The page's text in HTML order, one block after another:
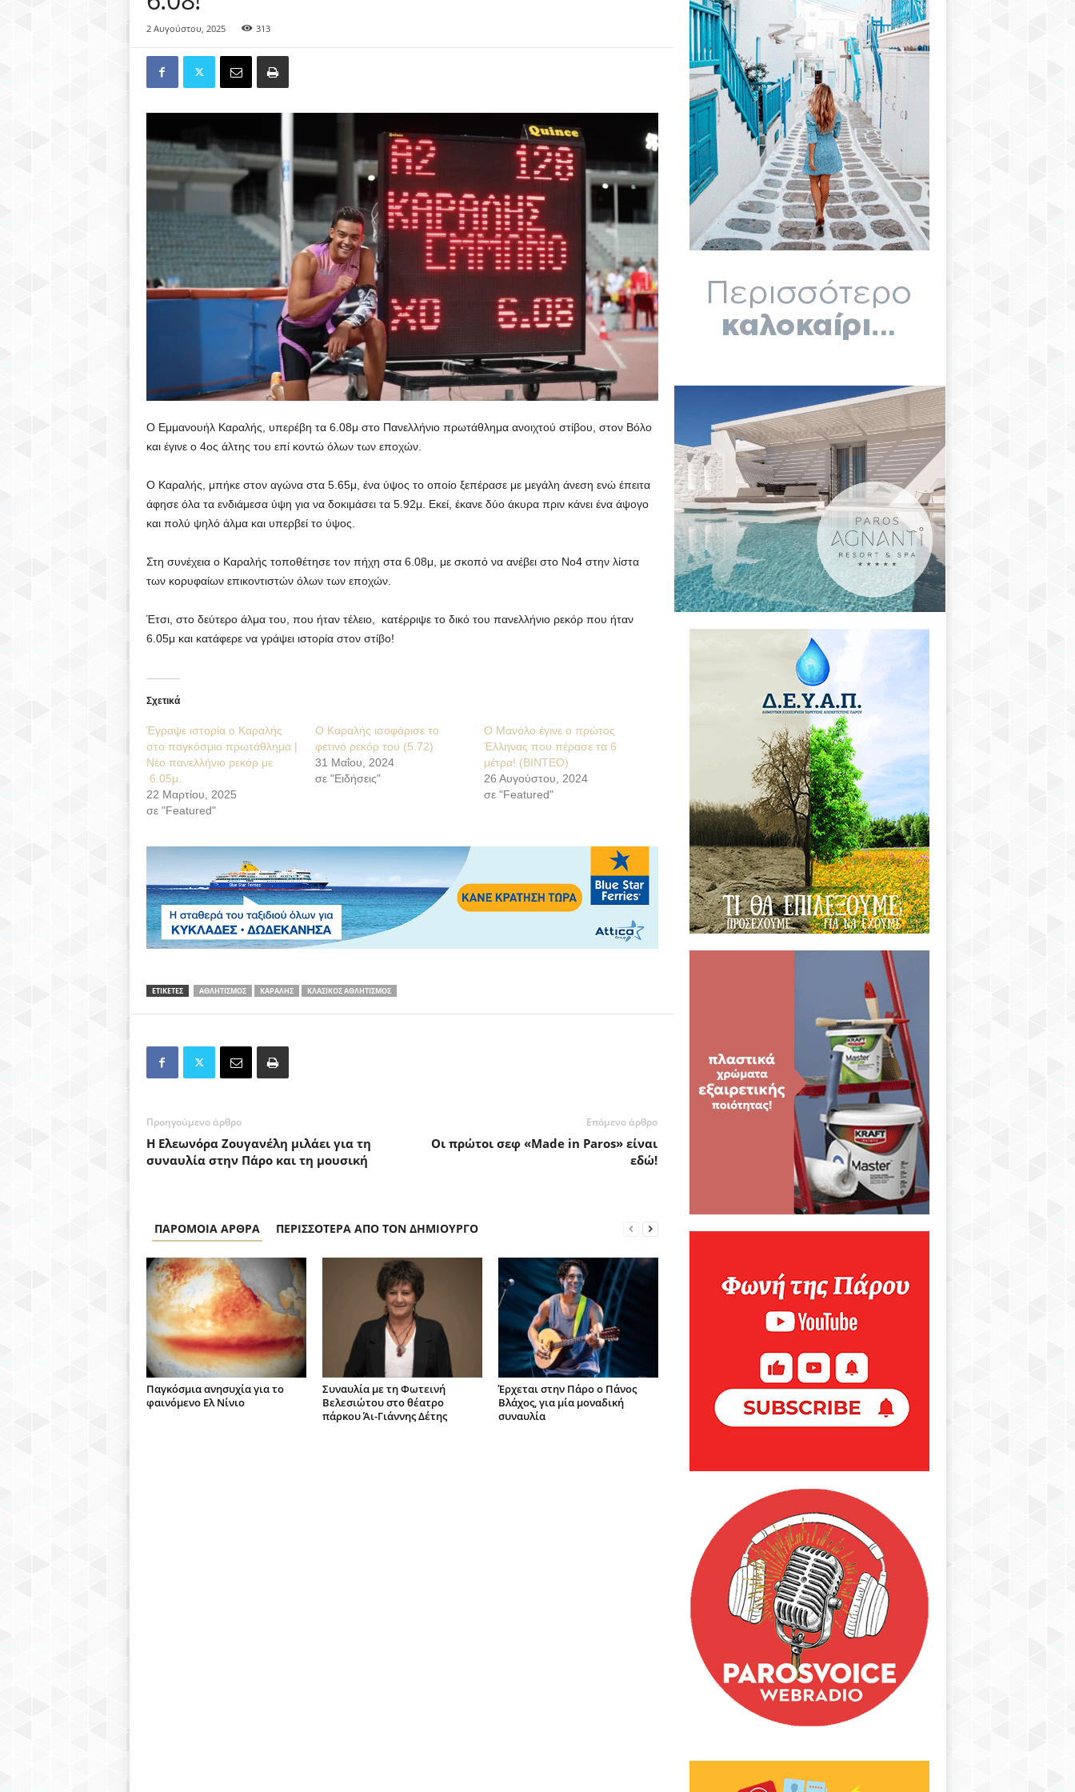
2 Αυγούστου, 2025 313
Ο Εμμανουήλ Καραλής, υπερέβη τα 6.08μ στο Πανελλήνιο πρωτάθλημα ανοιχτού στίβου, στον Βόλο
και έγινε ο 4ος άλτης του επί κοντώ όλων των εποχών.
Ο Καραλής, μπήκε στον αγώνα στα 5.65μ, ένα ύψος το οποίο ξεπέρασε με μεγάλη άνεση ενώ έπειτα
άφησε όλα τα ενδιάμεσα ύψη για να δοκιμάσει τα 5.92μ. Εκεί, έκανε δύο άκυρα πριν κάνει ένα άψογο
και πολύ ψηλό άλμα και υπερβεί το ύψος.
Στη συνέχεια ο Καραλής τοποθέτησε τον πήχη στα 6.08μ, με σκοπό να ανέβει στο Νο4 στην λίστα
των κορυφαίων επικοντιστών όλων των εποχών.
Έτσι, στο δεύτερο άλμα του, που ήταν τέλειο, κατέρριψε το δικό του πανελλήνιο ρεκόρ που ήταν
6.05μ και κατάφερε να γράψει ιστορία στον στίβο!
Σχετικά
Έγραψε ιστορία ο Καραλής
στο παγκόσμιο πρωτάθλημα |
Νέο πανελλήνιο ρεκόρ με
6.05μ.
22 Μαρτίου, 2025
σε "Featured"
Ο Καραλής ισοφάρισε το
φετινό ρεκόρ του (5.72)
31 Μαΐου, 2024
σε "Ειδήσεις"
Ο Μανόλο έγινε ο πρώτος
Έλληνας που πέρασε τα 6
μέτρα! (ΒΙΝΤΕΟ)
26 Αυγούστου, 2024
σε "Featured"
ΕΤΙΚΕΤΕΣ ΑΘΛΗΤΙΣΜΟΣ ΚΑΡΑΛΗΣ ΚΛΑΣΙΚΟΣ ΑΘΛΗΤΙΣΜΟΣ
Προηγούμενο άρθρο
Η Ελεωνόρα Ζουγανέλη μιλάει για τη
συναυλία στην Πάρο και τη μουσική
Επόμενο άρθρο
Οι πρώτοι σεφ «Made in Paros» είναι
εδώ!
ΠΑΡΟΜΟΙΑ ΑΡΘΡΑ ΠΕΡΙΣΣΟΤΕΡΑ ΑΠΟ ΤΟΝ ΔΗΜΙΟΥΡΓΟ
Παγκόσμια ανησυχία για το
φαινόμενο Ελ Νίνιο
Συναυλία με τη Φωτεινή
Βελεσιώτου στο θέατρο
πάρκου Άι-Γιάννης Δέτης
Έρχεται στην Πάρο ο Πάνος
Βλάχος, για μία μοναδική
συναυλία